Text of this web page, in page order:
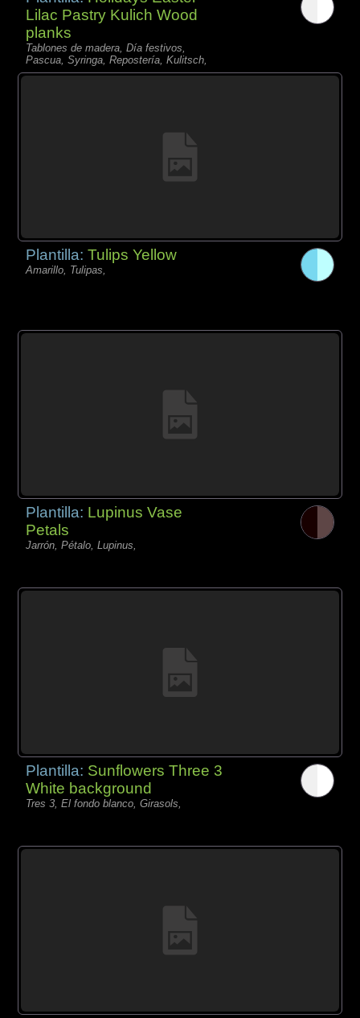
Lilac Pastry Kulich Wood
planks
Tablones de madera, Día festivos,
Pascua, Syringa, Repostería, Kulitsch,
Plantilla:Tulips Yellow
Amarillo, Tulipas,
Plantilla: Lupinus Vase
Petals
Jarrón, Pétalo, Lupinus,
Plantilla: Sunflowers Three 3
White background
Tres 3, El fondo blanco, Girasols,